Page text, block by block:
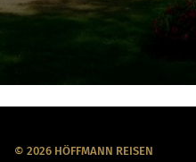
© 2026 HÖFFMANN REISEN